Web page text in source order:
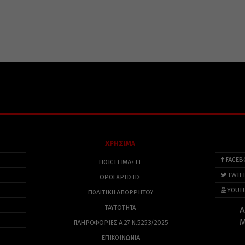
ΧΡΗΣΙΜΑ
ΠΟΙΟΙ ΕΙΜΑΣΤΕ
ΟΡΟΙ ΧΡΗΣΗΣ
ΠΟΛΙΤΙΚΉ ΑΠΟΡΡΉΤΟΥ
ΤΑΥΤΟΤΗΤΑ
ΠΛΗΡΟΦΟΡΊΕΣ Α.27 Ν.5253/2025
ΕΠΙΚΟΙΝΩΝΙΑ